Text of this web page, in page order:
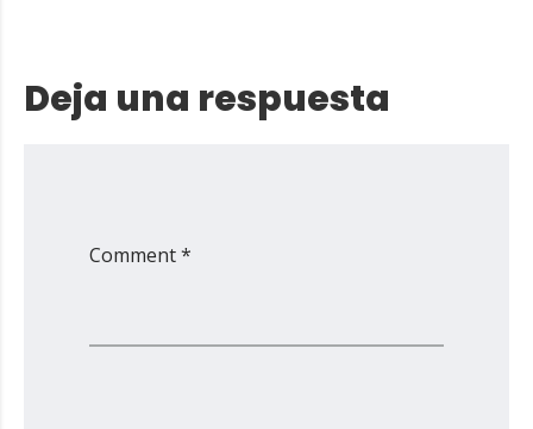
Deja una respuesta
Comment *